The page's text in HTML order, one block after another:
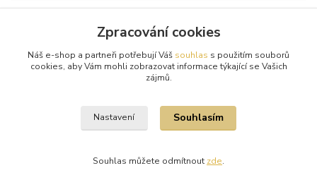
Zboží zařazeno v kategoriích
Zpracování cookies
Náš e-shop a partneři potřebují Váš souhlas s použitím souborů
cookies, aby Vám mohli zobrazovat informace týkající se Vašich
zájmů.
Nastavení Souhlasím
Souhlas můžete odmítnout zde.